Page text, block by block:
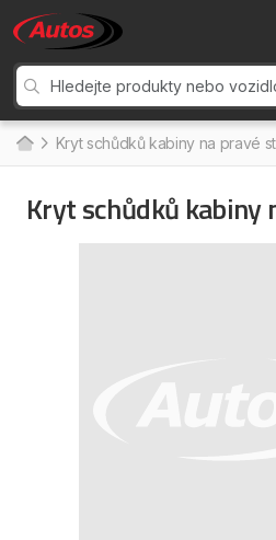
Kryt schůdků kabiny na pravé
Kryt schůdků kabiny